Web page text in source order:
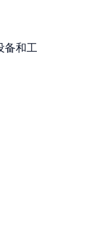
备和工